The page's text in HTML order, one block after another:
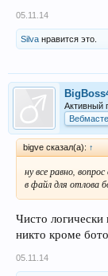
05.11.14
Silva нравится это.
Активный
bigve сказал(а): ↑
ну все равно,
в файл для отлова
Чисто логически
никто кроме
05.11.14